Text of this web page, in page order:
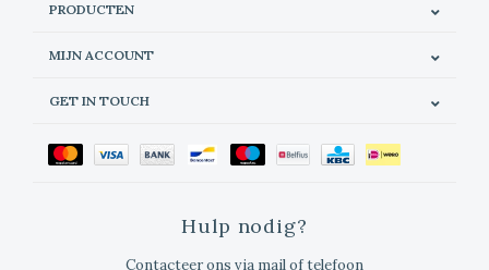
PRODUCTEN
MIJN ACCOUNT
GET IN TOUCH
Hulp nodig?
Contacteer ons via mail of telefoon